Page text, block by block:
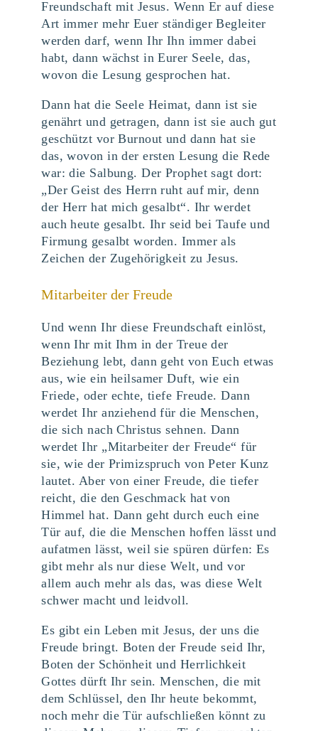
Freundschaft mit Jesus. Wenn Er auf diese
Art immer mehr Euer ständiger Begleiter
werden darf, wenn Ihr Ihn immer dabei
habt, dann wächst in Eurer Seele, das,
wovon die Lesung gesprochen hat.
Dann hat die Seele Heimat, dann ist sie
genährt und getragen, dann ist sie auch gut
geschützt vor Burnout und dann hat sie
das, wovon in der ersten Lesung die Rede
war: die Salbung. Der Prophet sagt dort:
„Der Geist des Herrn ruht auf mir, denn
der Herr hat mich gesalbt“. Ihr werdet
auch heute gesalbt. Ihr seid bei Taufe und
Firmung gesalbt worden. Immer als
Zeichen der Zugehörigkeit zu Jesus.
Mitarbeiter der Freude
Und wenn Ihr diese Freundschaft einlöst,
wenn Ihr mit Ihm in der Treue der
Beziehung lebt, dann geht von Euch etwas
aus, wie ein heilsamer Duft, wie ein
Friede, oder echte, tiefe Freude. Dann
werdet Ihr anziehend für die Menschen,
die sich nach Christus sehnen. Dann
werdet Ihr „Mitarbeiter der Freude“ für
sie, wie der Primizspruch von Peter Kunz
lautet. Aber von einer Freude, die tiefer
reicht, die den Geschmack hat von
Himmel hat. Dann geht durch euch eine
Tür auf, die die Menschen hoffen lässt und
aufatmen lässt, weil sie spüren dürfen: Es
gibt mehr als nur diese Welt, und vor
allem auch mehr als das, was diese Welt
schwer macht und leidvoll.
Es gibt ein Leben mit Jesus, der uns die
Freude bringt. Boten der Freude seid Ihr,
Boten der Schönheit und Herrlichkeit
Gottes dürft Ihr sein. Menschen, die mit
dem Schlüssel, den Ihr heute bekommt,
noch mehr die Tür aufschließen könnt zu